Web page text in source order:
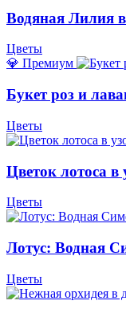
Водяная Лилия
Цветы
💎 Премиум
Букет роз и
Цветы
Цветок лотоса в
Цветы
Лотус: Водная
Цветы